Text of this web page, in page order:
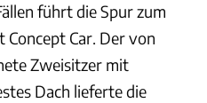
führt die Spur zum
Concept Car. Der von
Zweisitzer mit
Dach lieferte die